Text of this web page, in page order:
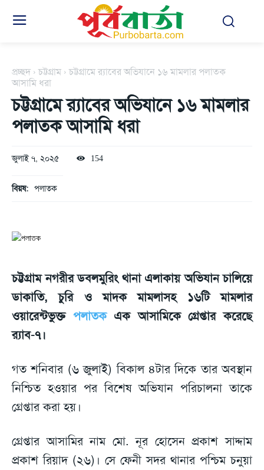
প্রচ্ছদ চট্টগ্রাম
চট্টগ্রামে র‌্যাবের অভিযানে ১৬ মামলার পলাতক
আসামি ধরা
চট্টগ্রামে র‌্যাবের অভিযানে ১৬ মামলার
পলাতক আসামি ধরা
জুলাই ৭, ২০২৫ 154
বিয়ষ: পলাতক
চট্টগ্রাম নগরীর ডবলমুরিং থানা এলাকায় অভিযান চালিয়ে
ডাকাতি, চুরি ও মাদক মামলাসহ ১৬টি মামলার
ওয়ারেন্টভুক্ত পলাতকএক আসামিকে গ্রেপ্তার করেছে
র‌্যাব-৭।
গত শনিবার (৬ জুলাই) বিকাল ৪টার দিকে তার অবস্থান
নিশ্চিত হওয়ার পর বিশেষ অভিযান পরিচালনা তাকে
গ্রেপ্তার করা হয়।
গ্রেপ্তার আসামির নাম মো. নূর হোসেন প্রকাশ সাদ্দাম
প্রকাশ রিয়াদ (২৬)। সে ফেনী সদর থানার পশ্চিম চনুয়া